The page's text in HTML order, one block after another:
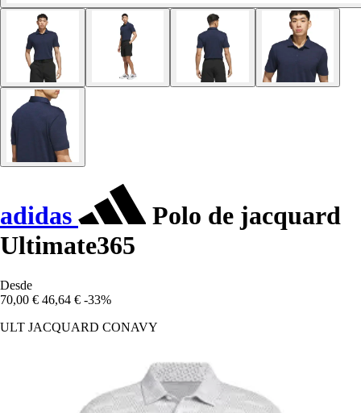
adidas
Polo de jacquard
Ultimate365
Desde
70,00 € 46,64 € -33%
ULT JACQUARD CONAVY